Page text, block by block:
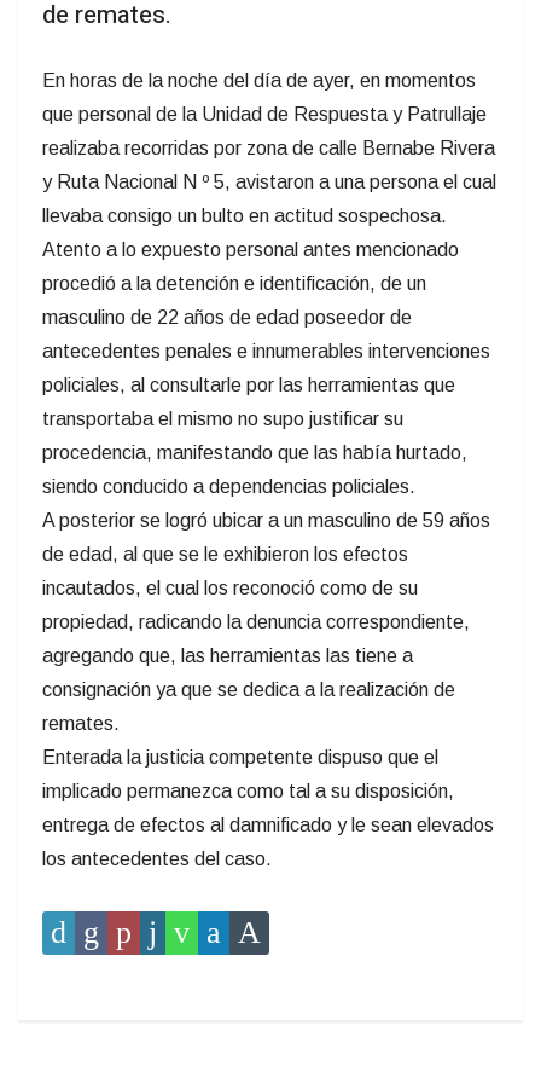
de remates.
En horas de la noche del día de ayer, en momentos
que personal de la Unidad de Respuesta y Patrullaje
realizaba recorridas por zona de calle Bernabe Rivera
y Ruta Nacional N º 5, avistaron a una persona el cual
llevaba consigo un bulto en actitud sospechosa.
Atento a lo expuesto personal antes mencionado
procedió a la detención e identificación, de un
masculino de 22 años de edad poseedor de
antecedentes penales e innumerables intervenciones
policiales, al consultarle por las herramientas que
transportaba el mismo no supo justificar su
procedencia, manifestando que las había hurtado,
siendo conducido a dependencias policiales.
A posterior se logró ubicar a un masculino de 59 años
de edad, al que se le exhibieron los efectos
incautados, el cual los reconoció como de su
propiedad, radicando la denuncia correspondiente,
agregando que, las herramientas las tiene a
consignación ya que se dedica a la realización de
remates.
Enterada la justicia competente dispuso que el
implicado permanezca como tal a su disposición,
entrega de efectos al damnificado y le sean elevados
los antecedentes del caso.